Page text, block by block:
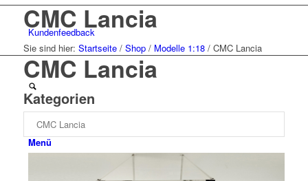
Kundenfeedback
Menü
CMC Lancia
Sie sind hier: Startseite / Shop / Modelle 1:18 / CMC Lancia
CMC Lancia
Kategorien